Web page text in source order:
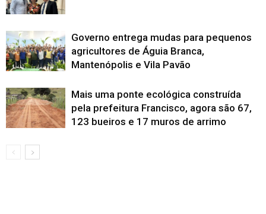
Governo entrega mudas para pequenos
agricultores de Águia Branca,
Mantenópolis e Vila Pavão
Mais uma ponte ecológica construída
pela prefeitura Francisco, agora são 67,
123 bueiros e 17 muros de arrimo